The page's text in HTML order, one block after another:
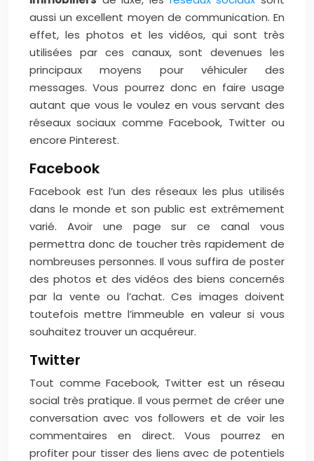
aussi un excellent moyen de communication. En
effet, les photos et les vidéos, qui sont très
utilisées par ces canaux, sont devenues les
principaux moyens pour véhiculer des
messages. Vous pourrez donc en faire usage
autant que vous le voulez en vous servant des
réseaux sociaux comme Facebook, Twitter ou
encore Pinterest.
Facebook
Facebook est l’un des réseaux les plus utilisés
dans le monde et son public est extrêmement
varié. Avoir une page sur ce canal vous
permettra donc de toucher très rapidement de
nombreuses personnes. Il vous suffira de poster
des photos et des vidéos des biens concernés
par la vente ou l’achat. Ces images doivent
toutefois mettre l’immeuble en valeur si vous
souhaitez trouver un acquéreur.
Twitter
Tout comme Facebook, Twitter est un réseau
social très pratique. Il vous permet de créer une
conversation avec vos followers et de voir les
commentaires en direct. Vous pourrez en
profiter pour tisser des liens avec de potentiels